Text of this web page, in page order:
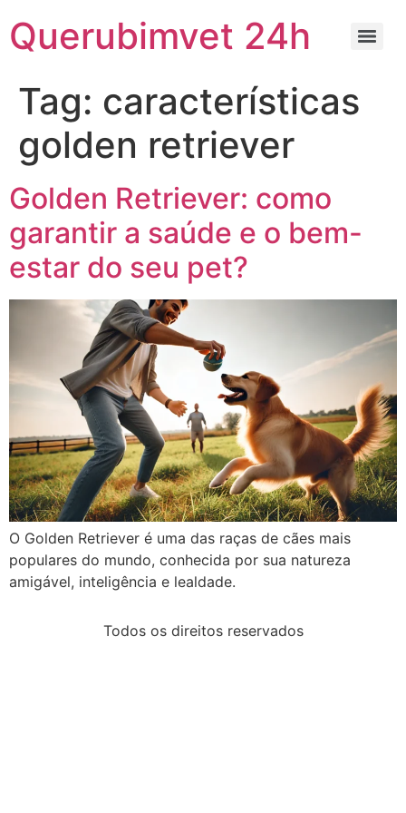
Querubimvet 24h
Tag: características
golden retriever
Golden Retriever: como
garantir a saúde e o bem-
estar do seu pet?
O Golden Retriever é uma das raças de cães mais
populares do mundo, conhecida por sua natureza
amigável, inteligência e lealdade.
Todos os direitos reservados